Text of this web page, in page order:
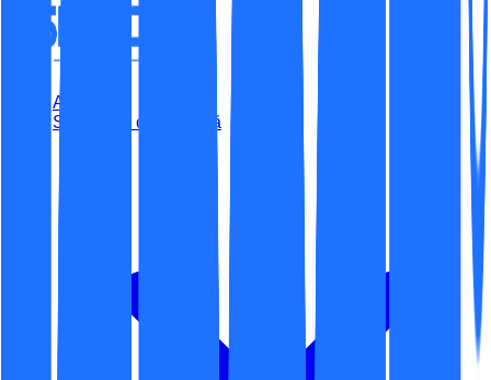
Acasă
Securitate cibernetică